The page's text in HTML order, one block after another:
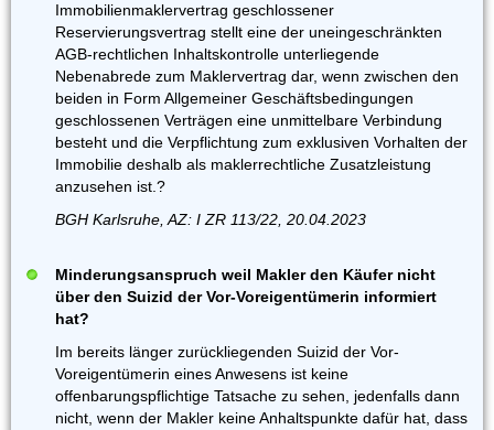
Immobilienmaklervertrag geschlossener
Reservierungsvertrag stellt eine der uneingeschränkten
AGB-rechtlichen Inhaltskontrolle unterliegende
Nebenabrede zum Maklervertrag dar, wenn zwischen den
beiden in Form Allgemeiner Geschäftsbedingungen
geschlossenen Verträgen eine unmittelbare Verbindung
besteht und die Verpflichtung zum exklusiven Vorhalten der
Immobilie deshalb als maklerrechtliche Zusatzleistung
anzusehen ist.?
BGH Karlsruhe, AZ: I ZR 113/22, 20.04.2023
Minderungsanspruch weil Makler den Käufer nicht
über den Suizid der Vor-Voreigentümerin informiert
hat?
Im bereits länger zurückliegenden Suizid der Vor-
Voreigentümerin eines Anwesens ist keine
offenbarungspflichtige Tatsache zu sehen, jedenfalls dann
nicht, wenn der Makler keine Anhaltspunkte dafür hat, dass